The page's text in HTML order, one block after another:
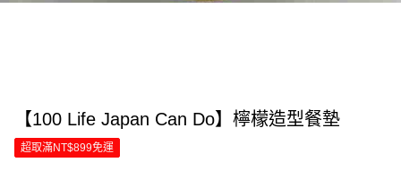
【100 Life Japan Can Do】檸檬造型餐墊
超取滿NT$899免運